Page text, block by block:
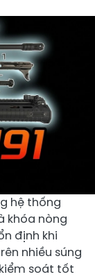
hệ thống
khóa nòng
định khi
nhiều súng
soát tốt